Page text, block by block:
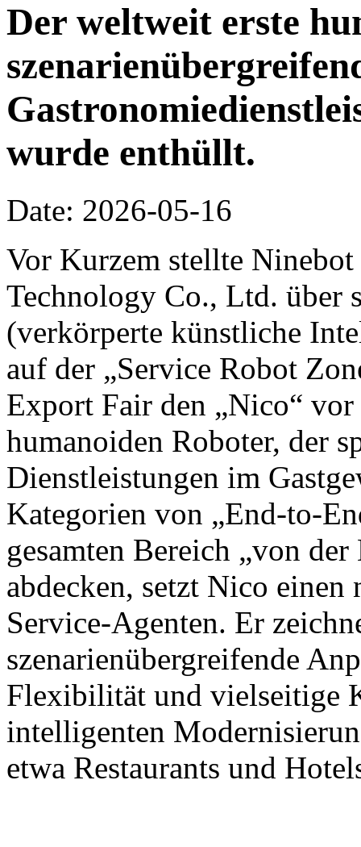
Der weltweit erste
wurde enthüllt.
Date: 2026-05-16
Vor Kurzem stellte
Technology Co., Ltd. über
(verkörperte künstliche
auf der „Service Robot
Export Fair den „Nico“
humanoiden Roboter, der
Dienstleistungen im
Kategorien von „End-to-
gesamten Bereich „von
abdecken, setzt Nico
Service-Agenten. Er
szenarienübergreifende
Flexibilität und vielseitige
intelligenten
etwa Restaurants und